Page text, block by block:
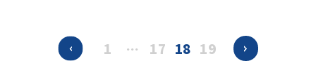
1 … 17 18 19